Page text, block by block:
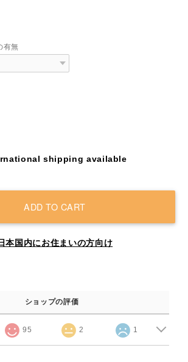
有無
shipping available
ADD TO CART
本国内にお住まいの方向け
ショップの評価
95 2 1